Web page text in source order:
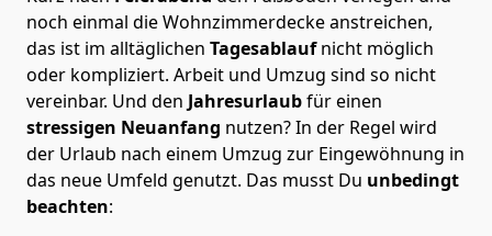
noch einmal die Wohnzimmerdecke anstreichen,
das ist im alltäglichen Tagesablaufnicht möglich
oder kompliziert. Arbeit und Umzug sind so nicht
vereinbar. Und den Jahresurlaubfür einen
stressigen Neuanfang nutzen? In der Regel wird
der Urlaub nach einem Umzug zur Eingewöhnung in
das neue Umfeld genutzt. Das musst Du unbedingt
beachten: